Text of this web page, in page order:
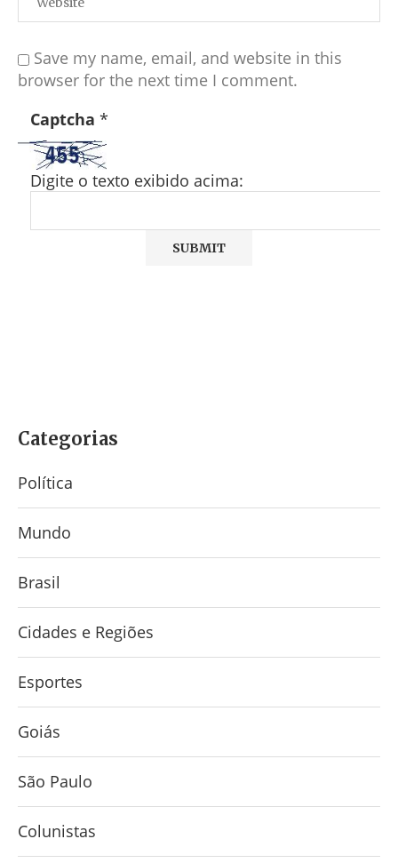
Save my name, email, and website in this
browser for the next time I comment.
Captcha *
Digite o texto exibido acima:
Categorias
Política
Mundo
Brasil
Cidades e Regiões
Esportes
Goiás
São Paulo
Colunistas